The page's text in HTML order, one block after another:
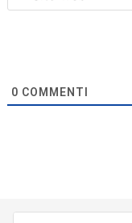
0 COMMENTI